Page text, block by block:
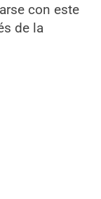
con este
de la